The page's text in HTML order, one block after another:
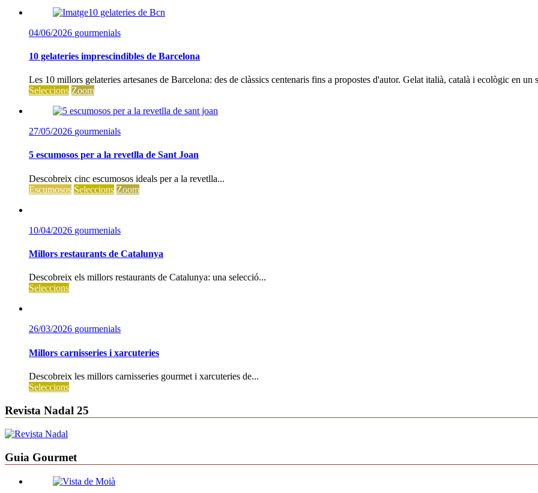
04/06/2026 gourmenials
10 gelateries imprescindibles de Barcelona
Les 10 millors gelateries artesanes de Barcelona: des de clàssics centenaris fins a propostes d'autor. Gelat italià, català i ecològic en un
Seleccions Zoom
27/05/2026 gourmenials
5 escumosos per a la revetlla de Sant Joan
Descobreix cinc escumosos ideals per a la revetlla...
Escumosos Seleccions Zoom
10/04/2026 gourmenials
Millors restaurants de Catalunya
Descobreix els millors restaurants de Catalunya: una selecció...
Seleccions
26/03/2026 gourmenials
Millors carnisseries i xarcuteries
Descobreix les millors carnisseries gourmet i xarcuteries de...
Seleccions
Revista Nadal 25
Guia Gourmet